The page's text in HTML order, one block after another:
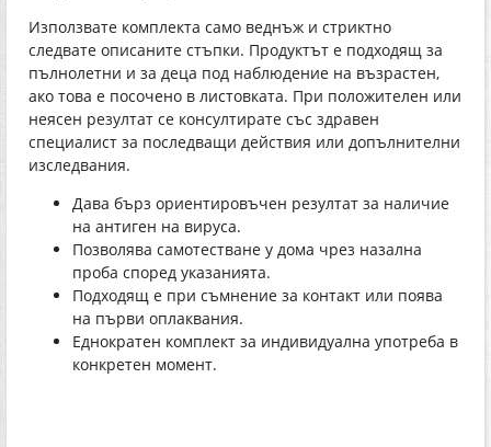
Използвате комплекта само веднъж и стриктно
следвате описаните стъпки. Продуктът е подходящ за
пълнолетни и за деца под наблюдение на възрастен,
ако това е посочено в листовката. При положителен или
неясен резултат се консултирате със здравен
специалист за последващи действия или допълнителни
изследвания.
Дава бърз ориентировъчен резултат за наличие
на антиген на вируса.
Позволява самотестване у дома чрез назална
проба според указанията.
Подходящ е при съмнение за контакт или поява
на първи оплаквания.
Еднократен комплект за индивидуална употреба в
конкретен момент.